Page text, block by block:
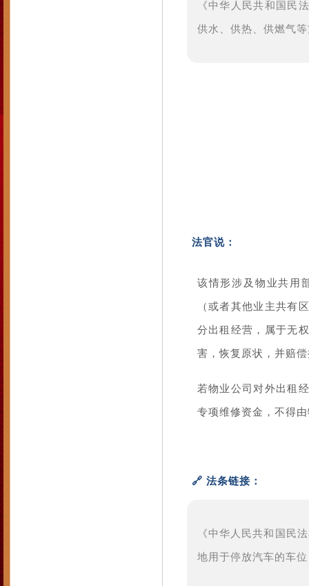
《中华人民共和国民
供水、供热、供燃气
法官说：
该情形涉及 物业共用
（或者其他业主共有
分出租经营，属于无
害，恢复原状，并赔
若物业公司对外出租
专项维修资金，不得
🔗 法条链接：
《中华人民共和国
地用于停放汽车的车